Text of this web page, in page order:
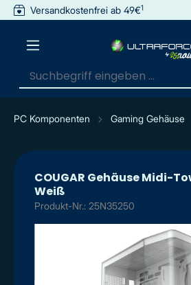
springen
Versandkostenfrei ab 49€1
PC Komponenten Gaming Gehäuse
COUGAR Gehäuse Midi-
Weiß
Produkt-Nr.: 25N35250